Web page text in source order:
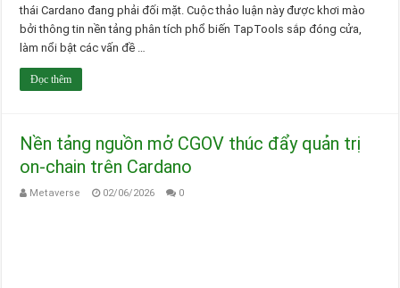
thái Cardano đang phải đối mặt. Cuộc thảo luận này được khơi mào
bởi thông tin nền tảng phân tích phổ biến TapTools sắp đóng cửa,
làm nổi bật các vấn đề …
Đọc thêm
Nền tảng nguồn mở CGOV thúc đẩy quản trị
on-chain trên Cardano
Metaverse 02/06/2026 0